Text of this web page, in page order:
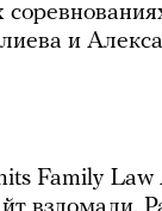
и
Family Law